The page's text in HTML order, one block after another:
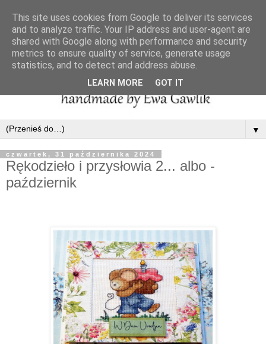
▼
czwartek, 31 października 2024
Rękodzieło i przysłowia 2... albo -
październik
This site uses cookies from Google to deliver its services
and to analyze traffic. Your IP address and user-agent are
shared with Google along with performance and security
metrics to ensure quality of service, generate usage
statistics, and to detect and address abuse.
LEARN MORE GOT IT